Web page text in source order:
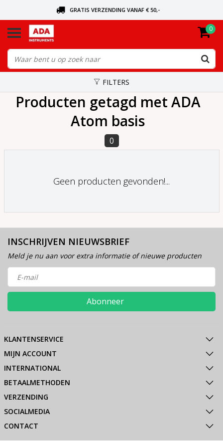
GRATIS VERZENDING VANAF € 50,-
VANDAAG BESTELD, VANDAAG VERZONDEN
0
FILTERS
Producten getagd met ADA
Atom basis
0
Geen producten gevonden!...
INSCHRIJVEN NIEUWSBRIEF
Meld je nu aan voor extra informatie of nieuwe producten
Abonneer
KLANTENSERVICE
MIJN ACCOUNT
INTERNATIONAL
BETAALMETHODEN
VERZENDING
SOCIALMEDIA
CONTACT